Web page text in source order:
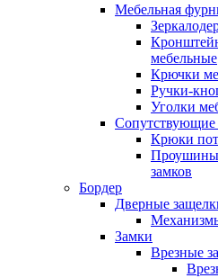
Мебельная
мебельные
Крючки
Ручки-
Уголки
Сопутствующие
Крюки
Проушины
замков
Бордер
Дверные
Замки
Врезные